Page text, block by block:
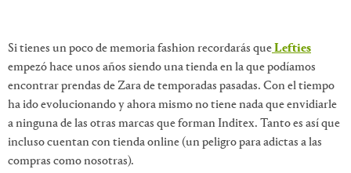
Si tienes un poco de memoria fashion recordarás queLefties
empezó hace unos años siendo una tienda en la que podíamos
encontrar prendas de Zara de temporadas pasadas. Con el tiempo
ha ido evolucionando y ahora mismo no tiene nada que envidiarle
a ninguna de las otras marcas que forman Inditex. Tanto es así que
incluso cuentan con tienda online (un peligro para adictas a las
compras como nosotras).